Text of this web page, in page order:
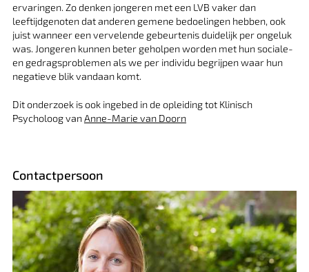
ervaringen. Zo denken jongeren met een LVB vaker dan
leeftijdgenoten dat anderen gemene bedoelingen hebben, ook
juist wanneer een vervelende gebeurtenis duidelijk per ongeluk
was. Jongeren kunnen beter geholpen worden met hun sociale-
en gedragsproblemen als we per individu begrijpen waar hun
negatieve blik vandaan komt.
Dit onderzoek is ook ingebed in de opleiding tot Klinisch
Psycholoog vanAnne-Marie van Doorn
Contactpersoon